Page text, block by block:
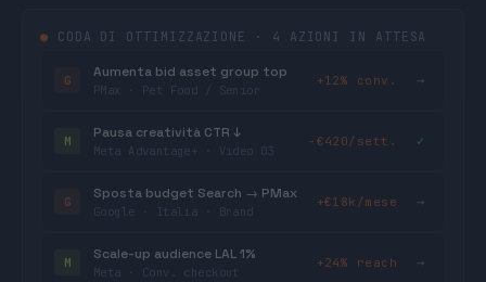
● CODA DI OTTIMIZZAZIONE · 4 AZIONI IN ATTESA
G Aumenta bid asset group top
PMax · Pet Food / Senior
+12% conv. →
M Pausa creatività CTR ↓
Meta Advantage+ · Video 03
−€420/sett. ✓
G Sposta budget Search → PMax
Google · Italia · Brand
+€18k/mese →
M Scale-up audience LAL 1%
Meta · Conv. checkout
+24% reach →